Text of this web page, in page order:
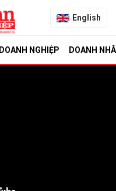
English
DOANH NGHIỆP DOANH